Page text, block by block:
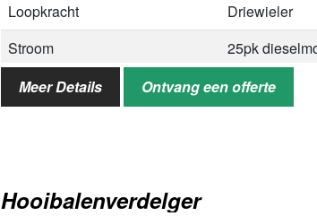
Loopkracht
Driewieler
Stroom
25pk
Dimensie
Meer Details Ontvang een offerte
Hooibalenverdelger